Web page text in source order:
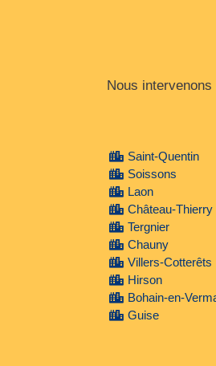
Nous
Saint-Quentin
Soissons
Laon
Château-Thierry
Tergnier
Chauny
Villers-Cotterêts
Hirson
Bohain-en-
Guise